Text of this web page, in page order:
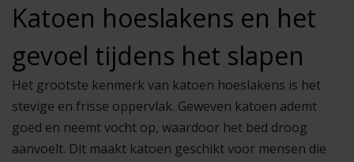
Katoen hoeslakens en het
gevoel tijdens het slapen
Het grootste kenmerk van katoen hoeslakens is het
stevige en frisse oppervlak. Geweven katoen ademt
goed en neemt vocht op, waardoor het bed droog
aanvoelt. Dit maakt katoen geschikt voor mensen die